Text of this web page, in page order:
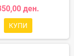
ден.
КУПИ